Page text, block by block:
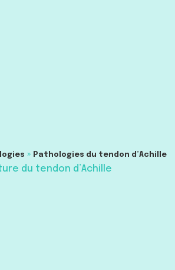
» Pathologies du tendon d’Achille
du tendon d’Achille